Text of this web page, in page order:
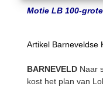
Motie LB 100-
Artikel Barneveldse
BARNEVELD Naar
kost het plan van